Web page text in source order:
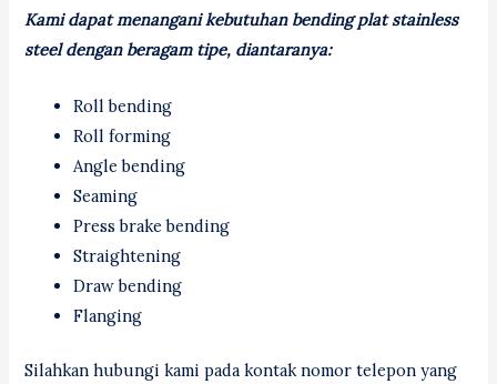
Kami dapat menangani kebutuhan bending plat stainless
steel dengan beragam tipe, diantaranya:
Roll bending
Roll forming
Angle bending
Seaming
Press brake bending
Straightening
Draw bending
Flanging
Silahkan hubungi kami pada kontak nomor telepon yang